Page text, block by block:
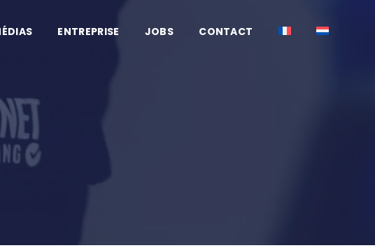
ENTREPRISE JOBS CONTACT